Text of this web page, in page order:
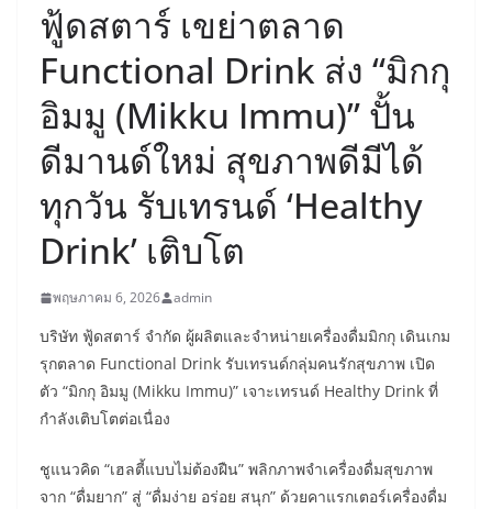
ฟู้ดสตาร์ เขย่าตลาด
Functional Drink ส่ง “มิกกุ
อิมมู (Mikku Immu)” ปั้น
ดีมานด์ใหม่ สุขภาพดีมีได้
ทุกวัน รับเทรนด์ ‘Healthy
Drink’ เติบโต
พฤษภาคม 6, 2026 admin
บริษัท ฟู้ดสตาร์ จำกัด ผู้ผลิตและจำหน่ายเครื่องดื่มมิกกุ เดินเกม
รุกตลาด Functional Drink รับเทรนด์กลุ่มคนรักสุขภาพ เปิด
ตัว “มิกกุ อิมมู (Mikku Immu)” เจาะเทรนด์ Healthy Drink ที่
กำลังเติบโตต่อเนื่อง
ชูแนวคิด “เฮลตี้แบบไม่ต้องฝืน” พลิกภาพจำเครื่องดื่มสุขภาพ
จาก “ดื่มยาก” สู่ “ดื่มง่าย อร่อย สนุก” ด้วยคาแรกเตอร์เครื่องดื่ม